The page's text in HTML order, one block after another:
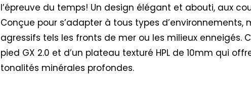
l’épreuve du temps! Un design élégant et abouti, aux
Conçue pour s’adapter à tous types d’environnements,
agressifs tels les fronts de mer ou les milieux enneigés.
pied GX 2.0 et d’un plateau texturé HPL de 10mm qui
tonalités minérales profondes.